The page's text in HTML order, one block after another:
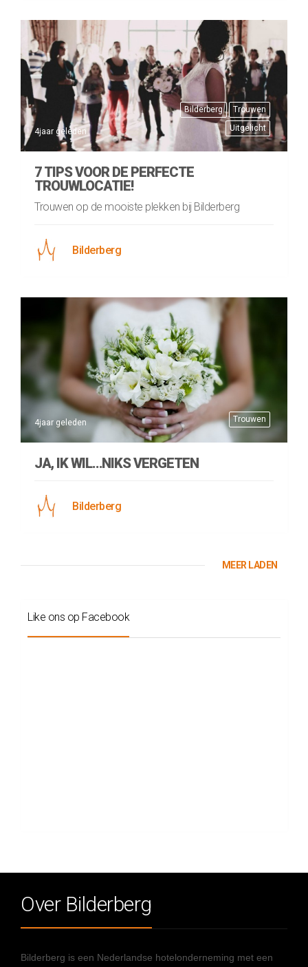
Bilderberg
Trouwen
Uitgelicht
4jaar geleden
7 TIPS VOOR DE PERFECTE
TROUWLOCATIE!
Trouwen op de mooiste plekken bij Bilderberg
Bilderberg
Trouwen
4jaar geleden
JA, IK WIL…NIKS VERGETEN
Bilderberg
MEER LADEN
Like ons op Facebook
Over Bilderberg
Bilderberg is een Nederlandse hotelonderneming met een